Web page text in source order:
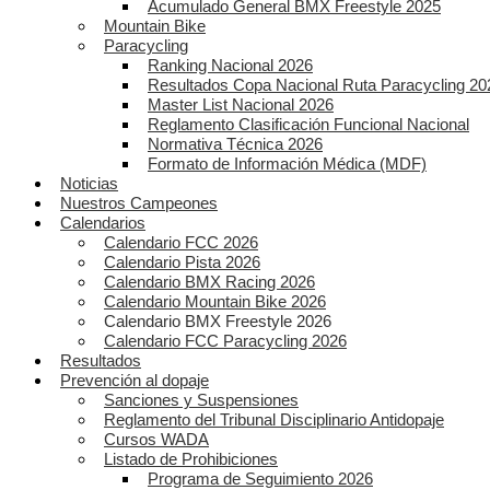
Acumulado General BMX Freestyle 2025
Mountain Bike
Paracycling
Ranking Nacional 2026
Resultados Copa Nacional Ruta Paracycling
Master List Nacional 2026
Reglamento Clasificación Funcional Nacional
Normativa Técnica 2026
Formato de Información Médica (MDF)
Noticias
Nuestros Campeones
Calendarios
Calendario FCC 2026
Calendario Pista 2026
Calendario BMX Racing 2026
Calendario Mountain Bike 2026
Calendario BMX Freestyle 2026
Calendario FCC Paracycling 2026
Resultados
Prevención al dopaje
Sanciones y Suspensiones
Reglamento del Tribunal Disciplinario Antidopaje
Cursos WADA
Listado de Prohibiciones
Programa de Seguimiento 2026